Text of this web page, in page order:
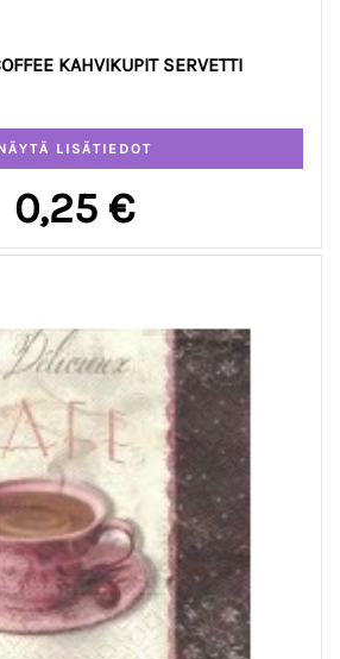
ALL YOU NEED IS COFFEE KAHVIKUPIT SERVETTI
0,25 €